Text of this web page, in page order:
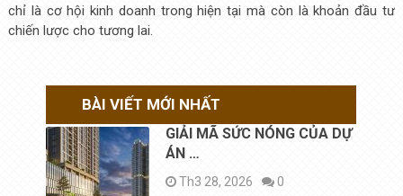
chỉ là cơ hội kinh doanh trong hiện tại mà còn là khoản đầu tư
chiến lược cho tương lai.
BÀI VIẾT MỚI NHẤT
GIẢI MÃ SỨC NÓNG CỦA DỰ
ÁN …
Th3 28, 2026 0